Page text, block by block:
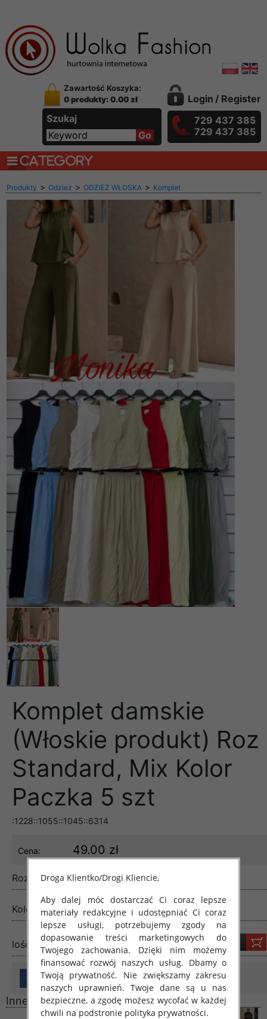
Zawartość Koszyka:
0 produkty: 0.00 zł
Szukaj
Login / Register
729 437 385
729 437 385
CATEGORY
Produkty > Odzież > ODZIEŻ WŁOSKA > Komplet
Komplet damskie
(Włoskie produkt) Roz
Standard, Mix Kolor
Paczka 5 szt
:1228::1055::1045::6314
Cena: 49.00 zł
Rozmiar:Standard
Kolor: Mix kolor
lość:
Inne produkty
Droga Klientko/Drogi Kliencie,
Aby dalej móc dostarczać Ci coraz lepsze
materiały redakcyjne i udostępniać Ci coraz
lepsze usługi, potrzebujemy zgody na
dopasowanie treści marketingowych do
Twojego zachowania. Dzięki nim możemy
finansować rozwój naszych usług. Dbamy o
Twoją prywatność. Nie zwiększamy zakresu
naszych uprawnień. Twoje dane są u nas
bezpieczne, a zgodę możesz wycofać w każdej
chwili na podstronie polityka prywatności.